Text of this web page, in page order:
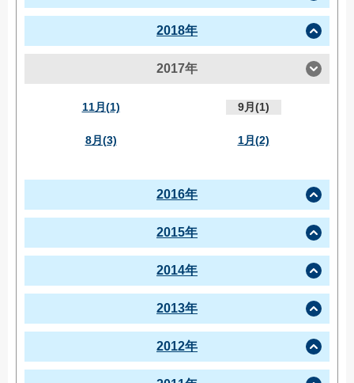
2018年
2017年
11月(1) 9月(1)
8月(3) 1月(2)
2016年
2015年
2014年
2013年
2012年